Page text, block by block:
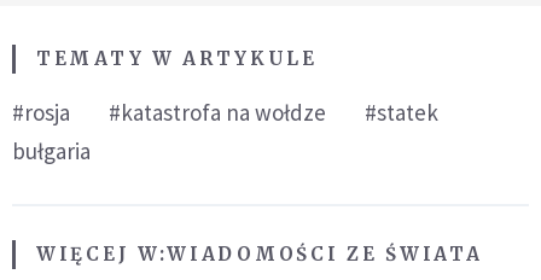
TEMATY W ARTYKULE
#rosja #katastrofa na wołdze
#statek
bułgaria
WIĘCEJ W:WIADOMOŚCI ZE ŚWIATA